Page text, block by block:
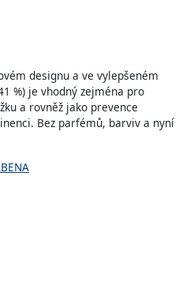
designu a ve vylepšeném
%) je vhodný zejména pro
a rovněž jako prevence
Bez parfémů, barviv a nyní